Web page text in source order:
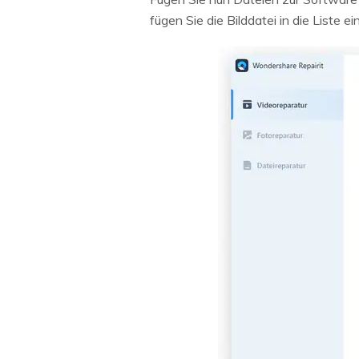
fügen Sie die Bilddatei in die Liste